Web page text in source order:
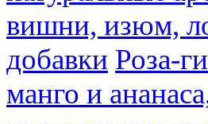
вишни, изюм,
добавки Роза-
манго и